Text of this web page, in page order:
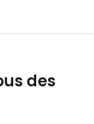
des